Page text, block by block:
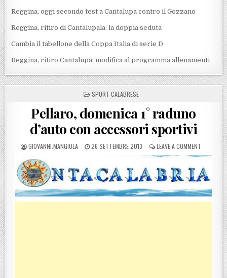
Reggina, oggi secondo test a Cantalupa contro il Gozzano
Reggina, ritiro di Cantalupala: la doppia seduta
Cambia il tabellone della Coppa Italia di serie D
Reggina, ritiro Cantalupa: modifica al programma allenamenti
POSTED IN
SPORT CALABRESE
Pellaro, domenica 1° raduno
d’auto con accessori sportivi
POSTED BY
GIOVANNI.MANGIOLA POSTED ON
26 SETTEMBRE 2013 LEAVE A COMMENT ON